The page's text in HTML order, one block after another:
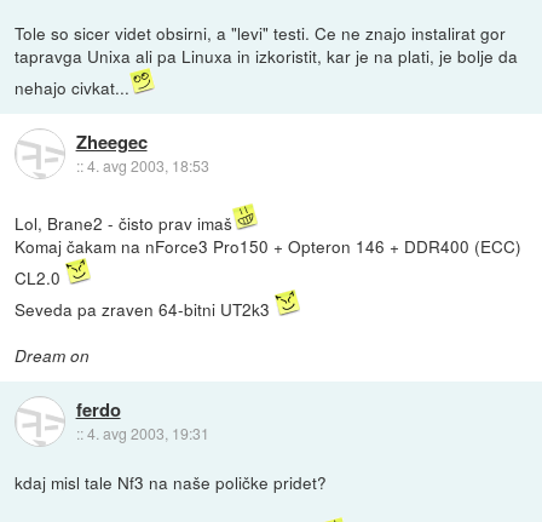
Tole so sicer videt obsirni, a "levi" testi. Ce ne znajo instalirat gor
tapravga Unixa ali pa Linuxa in izkoristit, kar je na plati, je bolje da
nehajo civkat...
Zheegec
::4. avg 2003, 18:53
Lol, Brane2 - čisto prav imaš
Komaj čakam na nForce3 Pro150 + Opteron 146 + DDR400 (ECC)
CL2.0
Seveda pa zraven 64-bitni UT2k3
Dream on
ferdo
::4. avg 2003, 19:31
kdaj misl tale Nf3 na naše poličke pridet?